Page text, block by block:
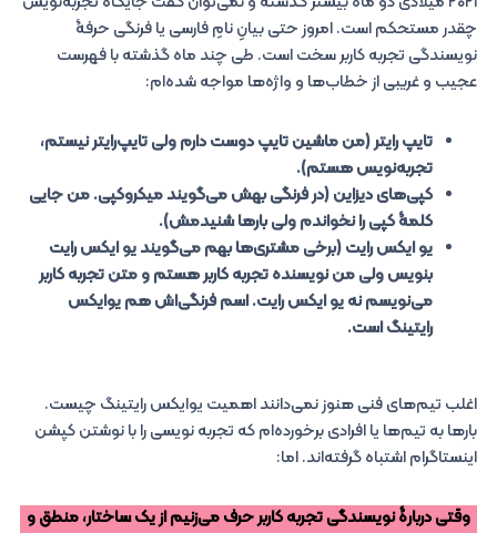
چقدر مستحکم است. امروز حتی بیانِ نامِ فارسی یا فرنگی حرفۀ
نویسندگی تجربه کاربر سخت است. طی چند ماه گذشته با فهرست
عجیب و غریبی از خطاب‌ها و واژه‌ها مواجه شده‌ام:
تایپ رایتر (من ماشین تایپ دوست دارم ولی تایپ‌رایتر نیستم،
تجربه‌نویس هستم).
کپی‌های دیزاین (در فرنگی بهش می‌گویند میکروکپی. من جایی
کلمۀ کپی را نخواندم ولی بارها شنیدمش).
یو ایکس رایت (برخی مشتری‌ها بهم می‌گویند یو ایکس رایت
بنویس ولی من نویسنده تجربه کاربر هستم و متن تجربه کاربر
می‌نویسم نه یو ایکس رایت. اسم فرنگی‌اش هم یوایکس
رایتینگ است.
اغلب تیم‌های فنی هنوز نمی‌دانند اهمیت یوایکس رایتینگ چیست.
بارها به تیم‌ها یا افرادی برخورده‌ام که تجربه نویسی را با نوشتن کپشن
اینستاگرام اشتباه گرفته‌اند. اما:
وقتی دربارۀ نویسندگی تجربه کاربر حرف می‌زنیم از یک ساختار، منطق و